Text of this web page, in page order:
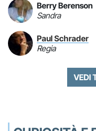
Berry Berenson
Sandra
Paul Schrader
Regia
VEDI